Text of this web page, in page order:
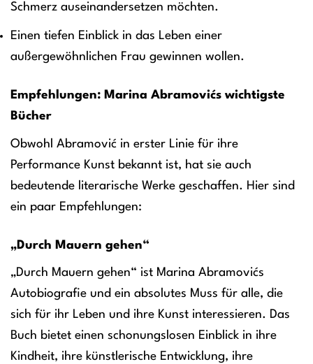
Schmerz auseinandersetzen möchten.
Einen tiefen Einblick in das Leben einer
außergewöhnlichen Frau gewinnen wollen.
Empfehlungen: Marina Abramovićs wichtigste
Bücher
Obwohl Abramović in erster Linie für ihre
Performance Kunst bekannt ist, hat sie auch
bedeutende literarische Werke geschaffen. Hier sind
ein paar Empfehlungen:
„Durch Mauern gehen“
„Durch Mauern gehen“ ist Marina Abramovićs
Autobiografie und ein absolutes Muss für alle, die
sich für ihr Leben und ihre Kunst interessieren. Das
Buch bietet einen schonungslosen Einblick in ihre
Kindheit, ihre künstlerische Entwicklung, ihre